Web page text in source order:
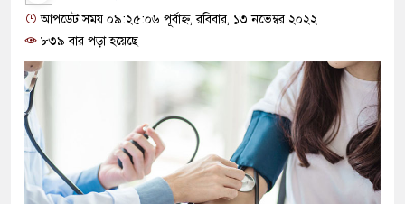
আপডেট সময় ০৯:২৫:০৬ পূর্বাহ্ন, রবিবার, ১৩ নভেম্বর ২০২২
৮৩৯ বার পড়া হয়েছে